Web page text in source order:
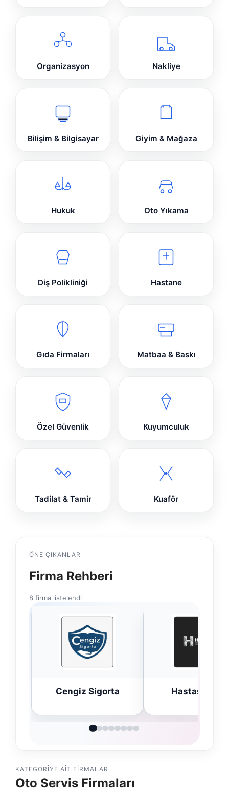
Organizasyon Nakliye
Bilişim & Bilgisayar Giyim & Mağaza
Hukuk Oto Yıkama
Diş Polikliniği Hastane
Gıda Firmaları Matbaa & Baskı
Özel Güvenlik Kuyumculuk
Tadilat & Tamir Kuaför
ÖNE ÇIKANLAR
Firma Rehberi
8 firma listelendi
Cengiz Sigorta Hastaş Beton
KATEGORIYE AIT FIRMALAR
Oto Servis Firmaları